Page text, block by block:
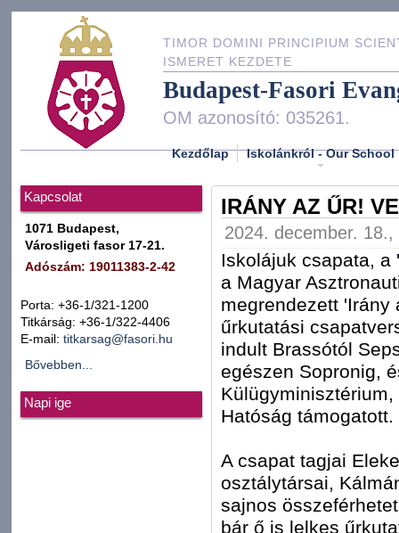
TIMOR DOMINI PRINCIPIUM
ISMERET KEZDETE
Budapest-Fasori
OM azonosító: 035261.
Kezdőlap Iskolánkról - Our School
Kapcsolat
1071 Budapest,
Városligeti fasor 17-21.
Adószám: 19011383-2-42
Porta: +36-1/321-1200
Titkárság: +36-1/322-4406
E-mail: titkarsag@fasori.hu
Bővebben...
Napi ige
IRÁNY AZ ŰR!
2024. december.
Iskolájuk csapata,
a Magyar
megrendezett 'Irány
űrkutatási
indult Brassótól
egészen Sopronig,
Hatóság támogatott.
A csapat tagjai
osztálytársai,
sajnos
bár ő is lelkes